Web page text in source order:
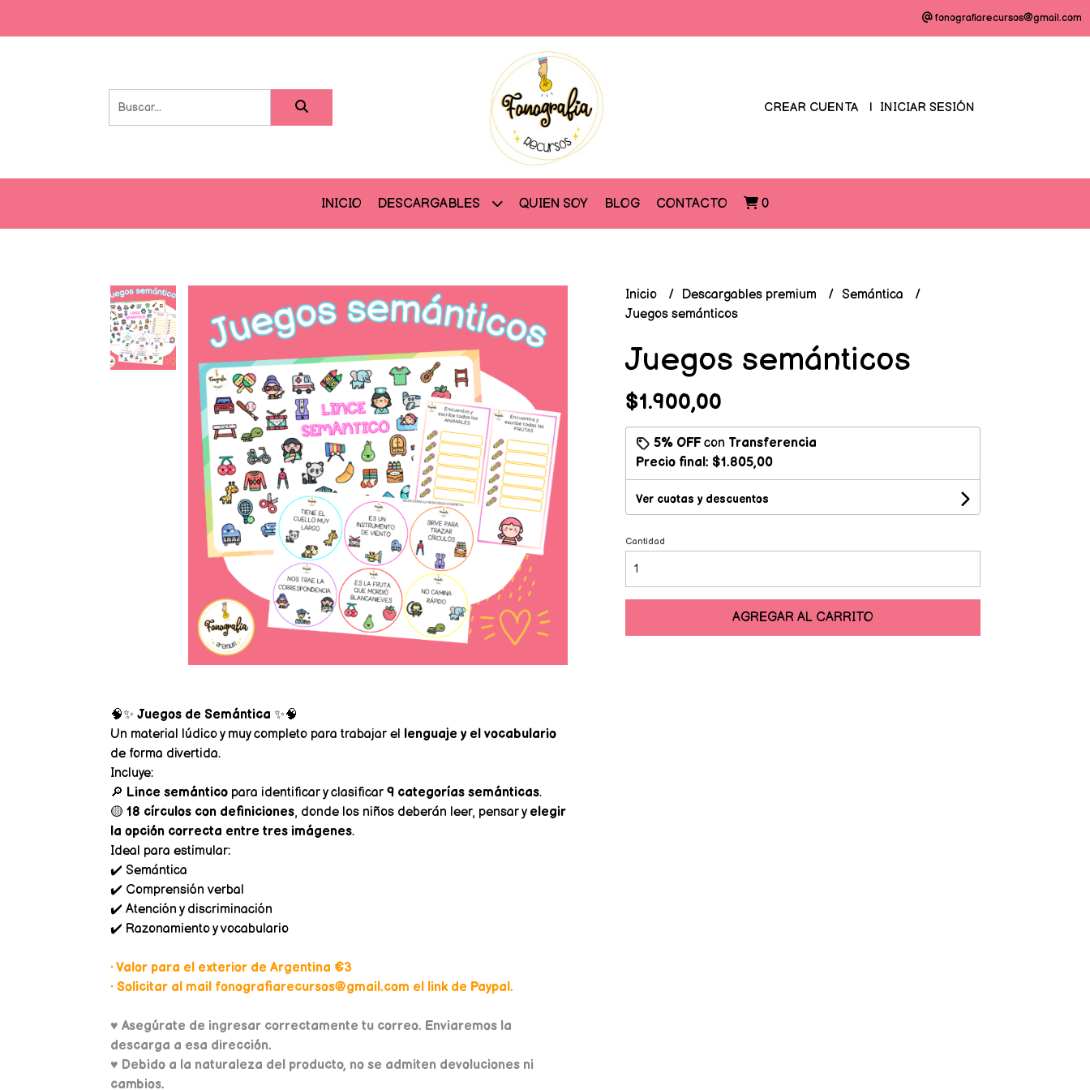
fonografiarecursos@gmail.com
CREAR CUENTA INICIAR SESIÓN
INICIO DESCARGABLES QUIEN SOY BLOG CONTACTO 0
🧠✨ Juegos de Semántica ✨🧠
Un material lúdico y muy completo para trabajar el lenguaje y el vocabulario
de forma divertida.
Incluye:
🔎 Lince semánticopara identificar y clasificar 9 categorías semánticas.
🟡 18 círculos con definiciones, donde los niños deberán leer, pensar y elegir
la opción correcta entre tres imágenes.
Ideal para estimular:
✔️ Semántica
✔️ Comprensión verbal
✔️ Atención y discriminación
✔️ Razonamiento y vocabulario
• Valor para el exterior de Argentina €3
• Solicitar al mail fonografiarecursos@gmail.com el link de Paypal.
♥ Asegúrate de ingresar correctamente tu correo. Enviaremos la
descarga a esa dirección.
♥ Debido a la naturaleza del producto, no se admiten devoluciones ni
cambios.
Inicio Descargables premium
Semántica
Juegos semánticos
Juegos semánticos
$1.900,00
5% OFFcon Transferencia
Precio final: $1.805,00
Ver cuotas y descuentos
Cantidad
AGREGAR AL CARRITO